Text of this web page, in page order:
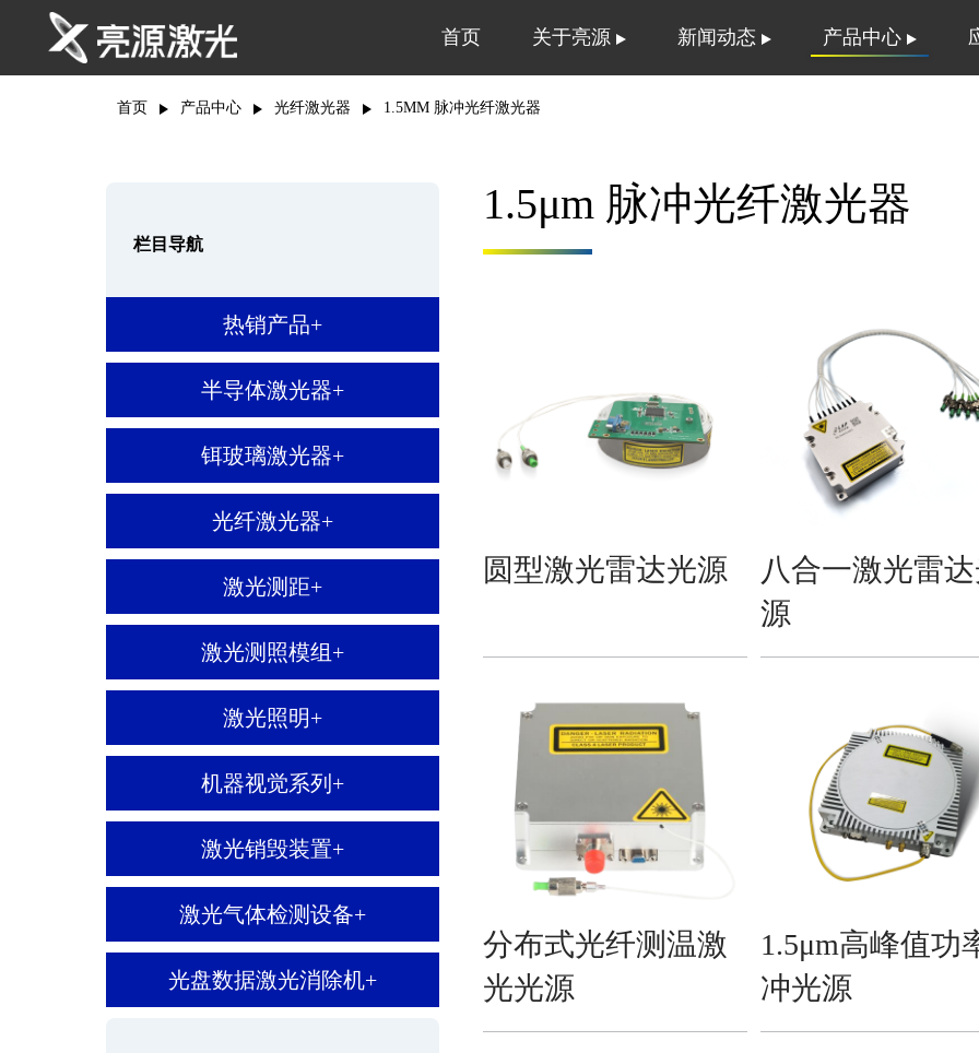
首页 关于亮源 新闻动态 产品中心
首页 产品中心 光纤激光器 1.5ΜM 脉冲光纤激光器
栏目导航
热销产品+
半导体激光器+
铒玻璃激光器+
光纤激光器+
激光测距+
激光测照模组 +
激光照明+
机器视觉系列 +
激光销毁装置+
激光气体检测设备+
光盘数据激光消除机+
1.5μm 脉冲光纤激光器
圆型激光雷达光源
八合一激光雷
源
分布式光纤测温激
光光源
1.5μm高峰值功
冲光源